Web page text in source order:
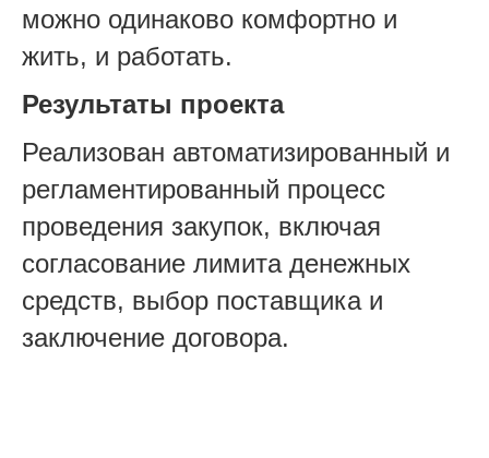
можно одинаково комфортно и
жить, и работать.
Результаты проекта
Реализован автоматизированный и
регламентированный процесс
проведения закупок, включая
согласование лимита денежных
средств, выбор поставщика и
заключение договора.